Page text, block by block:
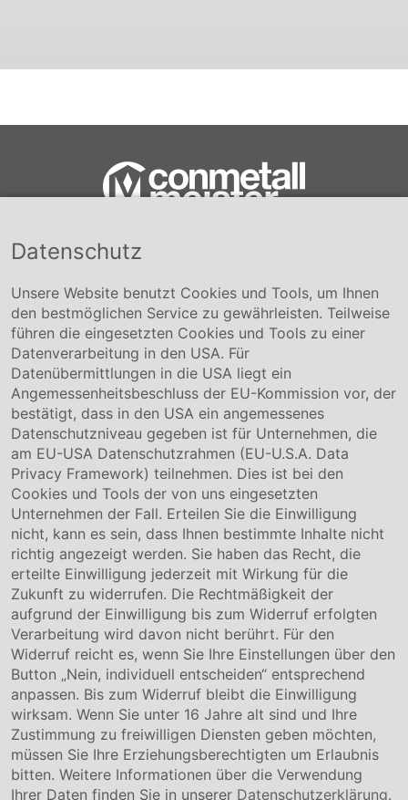
Conmetall Meister GmbH
+49 5141-180
info@conmetallmeister.de
www.conmetallmeister.de
Unternehmen
Über uns
Compliance
Hinweisgebersystem
Karriere
Service & Kontakt
Kontakt
Downloads
Garantiebedingungen
Zertifikate
Rechtliches
Impressum
AGB
Datenschutz
Cookie Einstellung
Datenschutz
Unsere Website benutzt Cookies und Tools, um Ihnen
den bestmöglichen Service zu gewährleisten. Teilweise
führen die eingesetzten Cookies und Tools zu einer
Datenverarbeitung in den USA. Für
Datenübermittlungen in die USA liegt ein
Angemessenheitsbeschluss der EU-Kommission vor, der
bestätigt, dass in den USA ein angemessenes
Datenschutzniveau gegeben ist für Unternehmen, die
am EU-USA Datenschutzrahmen (EU-U.S.A. Data
Privacy Framework) teilnehmen. Dies ist bei den
Cookies und Tools der von uns eingesetzten
Unternehmen der Fall. Erteilen Sie die Einwilligung
nicht, kann es sein, dass Ihnen bestimmte Inhalte nicht
richtig angezeigt werden. Sie haben das Recht, die
erteilte Einwilligung jederzeit mit Wirkung für die
Zukunft zu widerrufen. Die Rechtmäßigkeit der
aufgrund der Einwilligung bis zum Widerruf erfolgten
Verarbeitung wird davon nicht berührt. Für den
Widerruf reicht es, wenn Sie Ihre Einstellungen über den
Button „Nein, individuell entscheiden“ entsprechend
anpassen. Bis zum Widerruf bleibt die Einwilligung
wirksam. Wenn Sie unter 16 Jahre alt sind und Ihre
Zustimmung zu freiwilligen Diensten geben möchten,
müssen Sie Ihre Erziehungsberechtigten um Erlaubnis
bitten. Weitere Informationen über die Verwendung
Ihrer Daten finden Sie in unserer Datenschutzerklärung.